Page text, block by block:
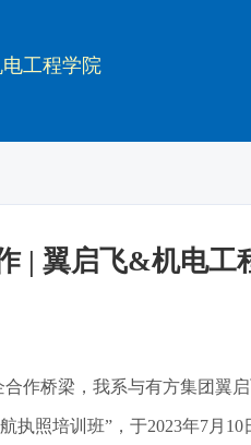
工程学院
| 翼启飞&机电工
桥梁，我系与有方集团翼
执照培训班”，于2023年7月